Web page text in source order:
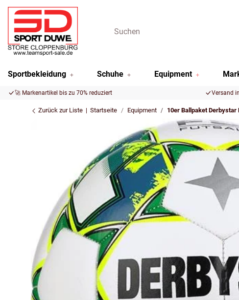
Sportbekleidung Schuhe Equipment
🚀 Markenartikel bis zu 70% reduziert Versand
Zurück zur Liste Startseite Equipment 10er Ballpaket Derbystar